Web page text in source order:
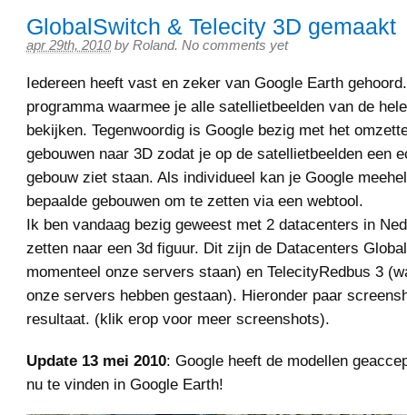
GlobalSwitch & Telecity 3D gemaakt
apr 29th, 2010 by Roland. No comments yet
Iedereen heeft vast en zeker van Google Earth
programma waarmee je alle satellietbeelden van de
bekijken. Tegenwoordig is Google bezig met het
gebouwen naar 3D zodat je op de satellietbeelden een
gebouw ziet staan. Als individueel kan je Google
bepaalde gebouwen om te zetten via een webtool.
Ik ben vandaag bezig geweest met 2 datacenters in
zetten naar een 3d figuur. Dit zijn de Datacenters
momenteel onze servers staan) en TelecityRedbus 3
onze servers hebben gestaan). Hieronder paar
resultaat. (klik erop voor meer screenshots).
Update 13 mei 2010: Google heeft de modellen
nu te vinden in Google Earth!